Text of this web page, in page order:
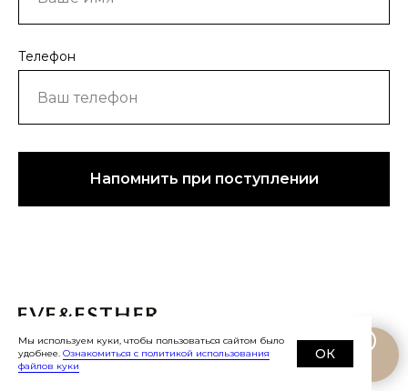
Телефон
Напомнить при поступлении
©2019-2026Eve&Esther.ru
+7 985 266 02
Мы используем куки, чтобы пользоваться сайтом было
удобнее. Ознакомиться с политикой использования
файлов куки
ОК